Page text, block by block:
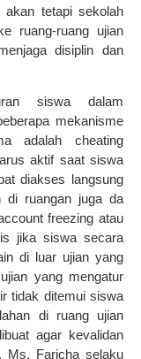
akan tetapi sekolah
ruang-ruang ujian
disiplin dan
siswa dalam
mekanisme
adalah cheating
aktif saat siswa
diakses langsung
di ruangan juga da
freezing atau
jika siswa secara
di luar ujian yang
yang mengatur
tidak ditemui siswa
di ruang ujian
agar kevalidan
Ms. Faricha selaku